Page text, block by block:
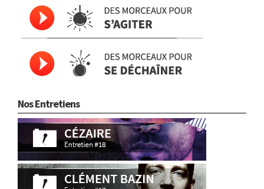
Nos Entretiens